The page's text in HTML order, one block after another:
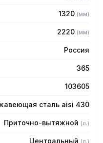
1320 (мм)
2220 (мм)
Россия
365
103605
сталь aisi 430
Приточно-вытяжной (л.)
Центральный (л.)